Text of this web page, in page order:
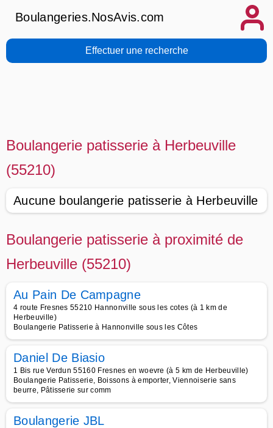
Boulangeries.NosAvis.com
Effectuer une recherche
Boulangerie patisserie à Herbeuville
(55210)
Aucune boulangerie patisserie à Herbeuville
Boulangerie patisserie à proximité de
Herbeuville (55210)
Au Pain De Campagne
4 route Fresnes 55210 Hannonville sous les cotes (à 1 km de
Herbeuville)
Boulangerie Patisserie à Hannonville sous les Côtes
Daniel De Biasio
1 Bis rue Verdun 55160 Fresnes en woevre (à 5 km de Herbeuville)
Boulangerie Patisserie, Boissons à emporter, Viennoiserie sans
beurre, Pâtisserie sur comm
Boulangerie JBL